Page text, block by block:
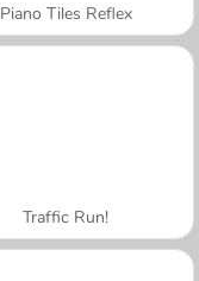
Piano Tiles Reflex
Traffic Run!